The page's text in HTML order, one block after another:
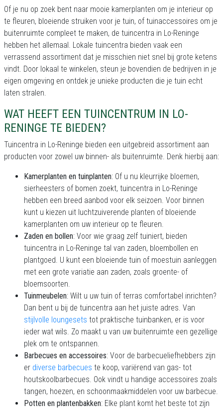
Of je nu op zoek bent naar mooie kamerplanten om je interieur op
te fleuren, bloeiende struiken voor je tuin, of tuinaccessoires om je
buitenruimte compleet te maken, de tuincentra in Lo-Reninge
hebben het allemaal. Lokale tuincentra bieden vaak een
verrassend assortiment dat je misschien niet snel bij grote ketens
vindt. Door lokaal te winkelen, steun je bovendien de bedrijven in je
eigen omgeving en ontdek je unieke producten die je tuin echt
laten stralen.
WAT HEEFT EEN TUINCENTRUM IN LO-
RENINGE TE BIEDEN?
Tuincentra in Lo-Reninge bieden een uitgebreid assortiment aan
producten voor zowel uw binnen- als buitenruimte. Denk hierbij aan:
Kamerplanten en tuinplanten: Of u nu kleurrijke bloemen,
sierheesters of bomen zoekt, tuincentra in Lo-Reninge
hebben een breed aanbod voor elk seizoen. Voor binnen
kunt u kiezen uit luchtzuiverende planten of bloeiende
kamerplanten om uw interieur op te fleuren.
Zaden en bollen: Voor wie graag zelf tuiniert, bieden
tuincentra in Lo-Reninge tal van zaden, bloembollen en
plantgoed. U kunt een bloeiende tuin of moestuin aanleggen
met een grote variatie aan zaden, zoals groente- of
bloemsoorten.
Tuinmeubelen: Wilt u uw tuin of terras comfortabel inrichten?
Dan bent u bij de tuincentra aan het juiste adres. Van
stijlvolle loungesets tot praktische tuinbanken, er is voor
ieder wat wils. Zo maakt u van uw buitenruimte een gezellige
plek om te ontspannen.
Barbecues en accessoires: Voor de barbecueliefhebbers zijn
er diverse barbecues te koop, variërend van gas- tot
houtskoolbarbecues. Ook vindt u handige accessoires zoals
tangen, hoezen, en schoonmaakmiddelen voor uw barbecue.
Potten en plantenbakken: Elke plant komt het beste tot zijn